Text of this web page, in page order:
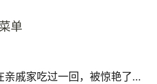
单
亲戚家吃过一回，被惊艳了…